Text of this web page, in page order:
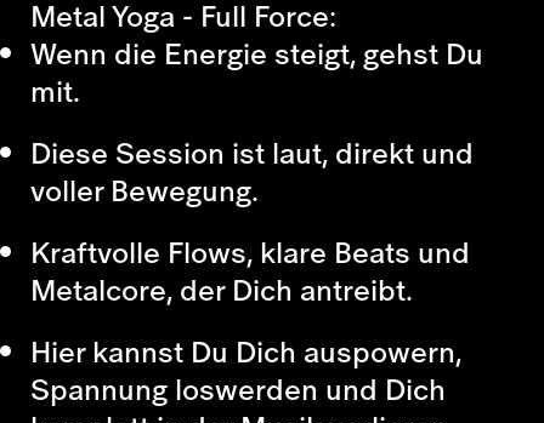
Metal Yoga - Full Force:
Wenn die Energie steigt, gehst Du
mit.
Diese Session ist laut, direkt und
voller Bewegung.
Kraftvolle Flows, klare Beats und
Metalcore, der Dich antreibt.
Hier kannst Du Dich auspowern,
Spannung loswerden und Dich